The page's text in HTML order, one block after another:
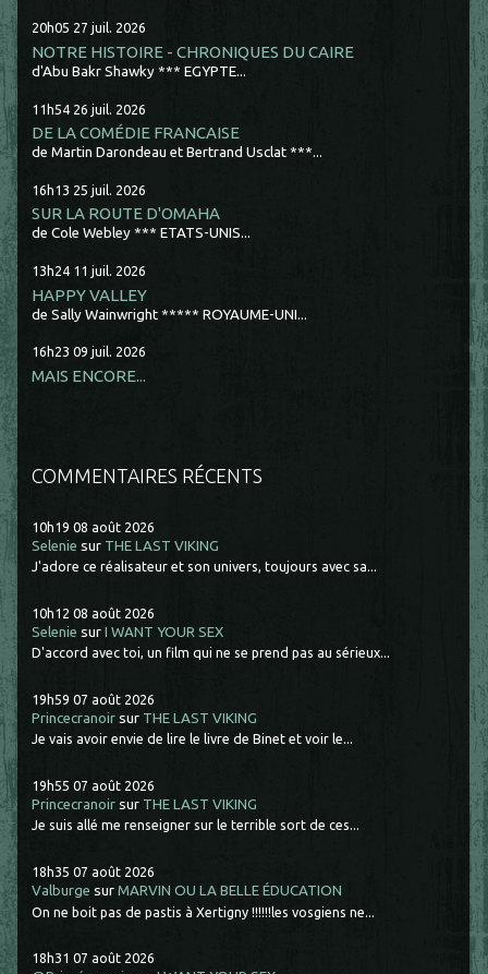
20h05 27 juil. 2026
NOTRE HISTOIRE - CHRONIQUES DU CAIRE
d'Abu Bakr Shawky *** EGYPTE...
11h54 26 juil. 2026
DE LA COMÉDIE FRANCAISE
de Martin Darondeau et Bertrand Usclat ***...
16h13 25 juil. 2026
SUR LA ROUTE D'OMAHA
de Cole Webley *** ETATS-UNIS...
13h24 11 juil. 2026
HAPPY VALLEY
de Sally Wainwright ***** ROYAUME-UNI...
16h23 09 juil. 2026
MAIS ENCORE...
COMMENTAIRES RÉCENTS
10h19 08 août 2026
Selenie sur THE LAST VIKING
J'adore ce réalisateur et son univers, toujours avec sa...
10h12 08 août 2026
Selenie surI WANT YOUR SEX
D'accord avec toi, un film qui ne se prend pas au sérieux...
19h59 07 août 2026
Princecranoir sur THE LAST VIKING
Je vais avoir envie de lire le livre de Binet et voir le...
19h55 07 août 2026
Princecranoir sur THE LAST VIKING
Je suis allé me renseigner sur le terrible sort de ces...
18h35 07 août 2026
Valburge surMARVIN OU LA BELLE ÉDUCATION
On ne boit pas de pastis à Xertigny !!!!!!les vosgiens ne...
18h31 07 août 2026